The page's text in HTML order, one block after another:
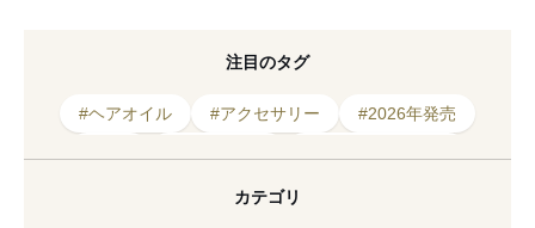
注目のタグ
#ヘアオイル #アクセサリー
#2026年発売
#2025年発売
カテゴリ